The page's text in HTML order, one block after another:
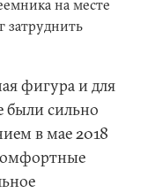
на месте
затруднить
фигура и для
были сильно
в мае 2018